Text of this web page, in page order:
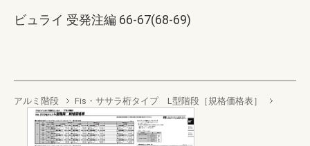
ビュライ 受発注編 66-67(68-69)
アルミ階段 Fis・ササラ桁タイプ L型階段［規格価格表］